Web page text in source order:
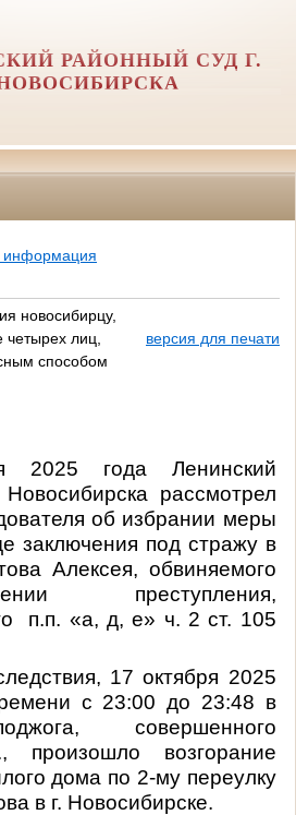
РАЙОННЫЙ СУД Г.
информация
новосибирцу,
лиц,
способом
версия для печати
2025 года Ленинский
рассмотрел
об избрании меры
заключения под стражу в
Алексея, обвиняемого
преступления,
п.п. «а, д, е» ч. 2 ст. 105
17 октября 2025
с 23:00 до 23:48 в
совершенного
произошло возгорание
дома по 2-му переулку
в г. Новосибирске.